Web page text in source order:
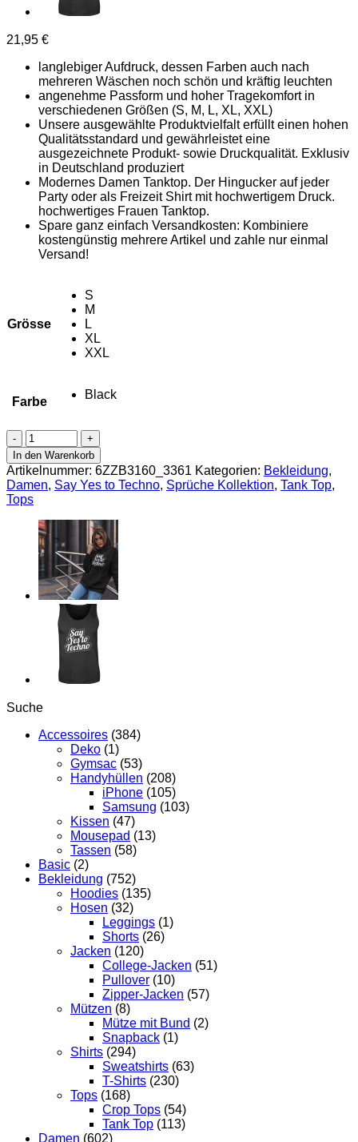
21,95 €
langlebiger Aufdruck, dessen Farben auch nach
mehreren Wäschen noch schön und kräftig leuchten
angenehme Passform und hoher Tragekomfort in
verschiedenen Größen (S, M, L, XL, XXL)
Unsere ausgewählte Produktvielfalt erfüllt einen hohen
Qualitätsstandard und gewährleistet eine
ausgezeichnete Produkt- sowie Druckqualität. Exklusiv
in Deutschland produziert
Modernes Damen Tanktop. Der Hingucker auf jeder
Party oder als Freizeit Shirt mit hochwertigem Druck.
hochwertiges Frauen Tanktop.
Spare ganz einfach Versandkosten: Kombiniere
kostengünstig mehrere Artikel und zahle nur einmal
Versand!
Grösse
S
M
L
XL
XXL
Farbe
Black
Say
Yes
to
Techno
Damen
Tanktop
Menge
In den Warenkorb
Artikelnummer: 6ZZB3160_3361 Kategorien: Bekleidung,
Damen, Say Yes to Techno, Sprüche Kollektion, Tank Top,
Tops
Suche
Accessoires (384)
Deko (1)
Gymsac (53)
Handyhüllen (208)
iPhone (105)
Samsung (103)
Kissen (47)
Mousepad (13)
Tassen (58)
Basic (2)
Bekleidung (752)
Hoodies (135)
Hosen (32)
Leggings (1)
Shorts (26)
Jacken (120)
College-Jacken (51)
Pullover (10)
Zipper-Jacken (57)
Mützen (8)
Mütze mit Bund (2)
Snapback (1)
Shirts (294)
Sweatshirts (63)
T-Shirts (230)
Tops (168)
Crop Tops (54)
Tank Top (113)
Damen (602)